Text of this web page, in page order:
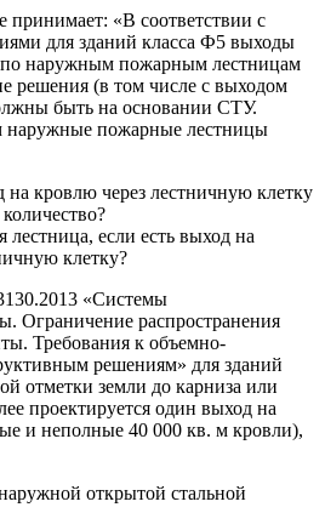
принимает: «В соответствии с
для зданий класса Ф5 выходы
наружным пожарным лестницам
решения (в том числе с выходом
быть на основании СТУ.
пожарные лестницы
кровлю через лестничную клетку
если есть выход на
клетку?
«Системы
Ограничение распространения
Требования к объемно-
решениям» для зданий
отметки земли до карниза или
проектируется один выход на
и неполные 40 000 кв. м кровли),
открытой стальной